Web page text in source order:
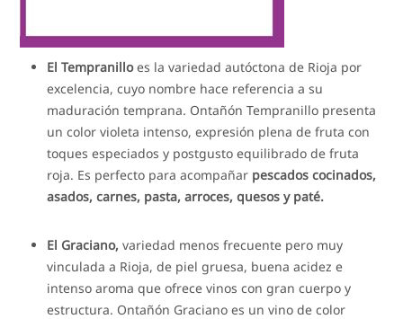
El Tempranilloes la variedad autóctona de Rioja por
excelencia, cuyo nombre hace referencia a su
maduración temprana. Ontañón Tempranillo presenta
un color violeta intenso, expresión plena de fruta con
toques especiados y postgusto equilibrado de fruta
roja. Es perfecto para acompañar pescados cocinados,
asados, carnes, pasta, arroces, quesos y paté.
El Graciano, variedad menos frecuente pero muy
vinculada a Rioja, de piel gruesa, buena acidez e
intenso aroma que ofrece vinos con gran cuerpo y
estructura. Ontañón Graciano es un vino de color